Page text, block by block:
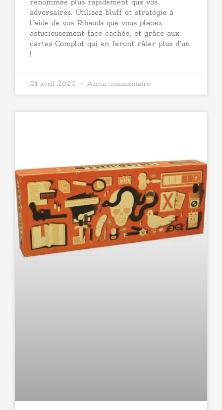
renommée plus rapidement que vos
adversaires. Utilisez bluff et stratégie à
l’aide de vos Ribauds que vous placez
astucieusement face cachée, et grâce aux
cartes Complot qui en feront râler plus d’un
!
21 avril 2020 Aucun commentaire